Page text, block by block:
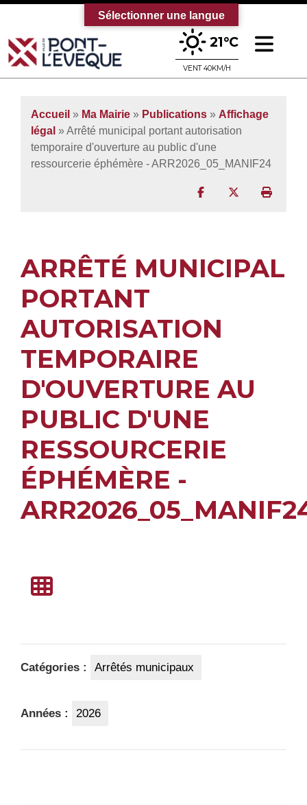
Bienvenue sur le site officiel de la
21°C
VENT 40KM/H
Accueil » Ma Mairie » Publications » Affichage
légal » Arrêté municipal portant autorisation
temporaire d'ouverture au public d'une
ressourcerie éphémère - ARR2026_05_MANIF24
Partager surPartager sur
ARRÊTÉ MUNICIPAL
PORTANT
AUTORISATION
TEMPORAIRE
D'OUVERTURE AU
PUBLIC D'UNE
RESSOURCERIE
ÉPHÉMÈRE -
Catégories : Arrêtés municipaux
Années : 2026
Sélectionner une langue